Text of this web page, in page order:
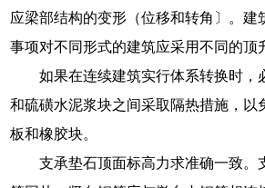
应梁部结构的变形（位移和转角〕。建
事项对不同形式的建筑应采用不同的顶
如果在连续建筑实行体系转换时，
和硫磺水泥浆块之间采取隔热措施，以
板和橡胶块。
支承垫石顶面标高力求准确一致。